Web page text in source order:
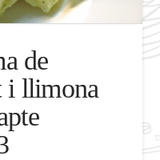
de
llimona